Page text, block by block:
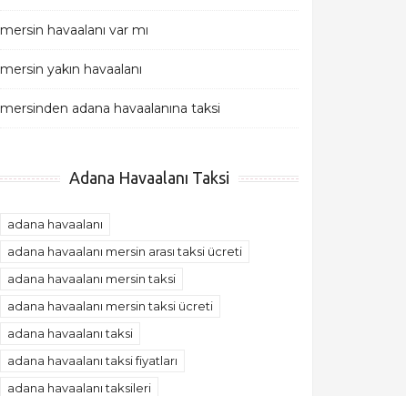
mersin havaalanı var mı
mersin yakın havaalanı
mersinden adana havaalanına taksi
Adana Havaalanı Taksi
adana havaalanı
adana havaalanı mersin arası taksi ücreti
adana havaalanı mersin taksi
adana havaalanı mersin taksi ücreti
adana havaalanı taksi
adana havaalanı taksi fiyatları
adana havaalanı taksileri